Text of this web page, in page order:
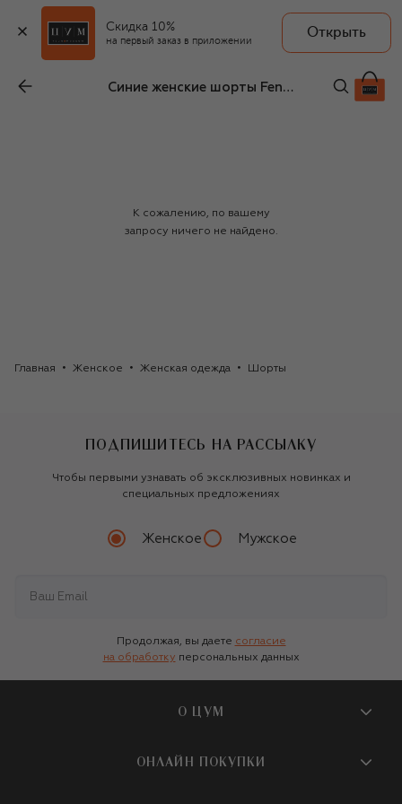
Скидка 10%
на первый заказ в приложении
Открыть
Синие женские шорты Fendi
К сожалению, по вашему
запросу ничего не найдено.
Главная Женское Женская одежда Шорты
ПОДПИШИТЕСЬ НА РАССЫЛКУ
Чтобы первыми узнавать об эксклюзивных новинках и
специальных предложениях
Женское Мужское
Продолжая, вы даете согласие
на обработку персональных данных
О ЦУМ
О магазине
ОНЛАЙН ПОКУПКИ